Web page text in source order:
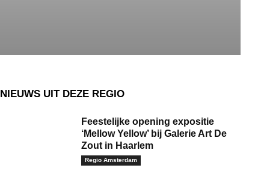
NIEUWS UIT DEZE REGIO
Feestelijke opening expositie
‘Mellow Yellow’ bij Galerie Art De
Zout in Haarlem
Regio Amsterdam